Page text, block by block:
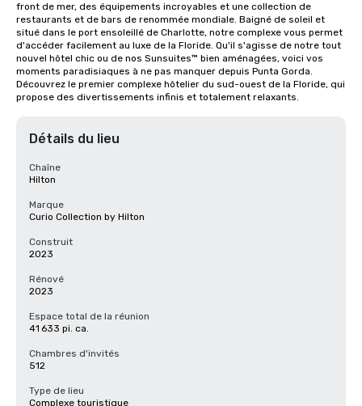
front de mer, des équipements incroyables et une collection de
restaurants et de bars de renommée mondiale. Baigné de soleil et
situé dans le port ensoleillé de Charlotte, notre complexe vous permet
d'accéder facilement au luxe de la Floride. Qu'il s'agisse de notre tout
nouvel hôtel chic ou de nos Sunsuites™ bien aménagées, voici vos
moments paradisiaques à ne pas manquer depuis Punta Gorda.
Découvrez le premier complexe hôtelier du sud-ouest de la Floride, qui
propose des divertissements infinis et totalement relaxants.
Détails du lieu
Chaîne
Hilton
Marque
Curio Collection by Hilton
Construit
2023
Rénové
2023
Espace total de la réunion
41 633 pi. ca.
Chambres d'invités
512
Type de lieu
Complexe touristique